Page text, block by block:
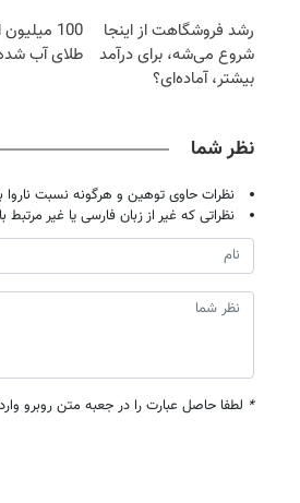
رشد فروشگاهت از اینجا
شروع می‌شه، برای درآمد
بیشتر، آماده‌ای؟
100
طلای آب
نظر شما
نظرات حاوی توهین و هرگونه نسبت
نظراتی که غیر از زبان فارسی یا غیر
* لطفا حاصل عبارت را در جعبه متن روبرو